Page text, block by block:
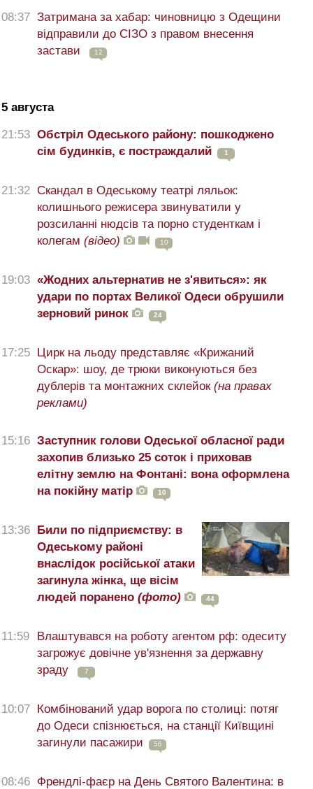
08:37 Затримана за хабар: чиновницю з Одещини
відправили до СІЗО з правом внесення
застави
12
5 августа
21:53 Обстріл Одеського району: пошкоджено
сім будинків, є постраждалий
1
21:32 Скандал в Одеському театрі ляльок:
колишнього режисера звинуватили у
розсиланні нюдсів та порно студенткам і
колегам (відео) 10
19:03 «Жодних альтернатив не з'явиться»: як
удари по портах Великої Одеси обрушили
зерновий ринок
24
17:25 Цирк на льоду представляє «Крижаний
Оскар»: шоу, де трюки виконуються без
дублерів та монтажних склейок (на правах
реклами)
15:16 Заступник голови Одеської обласної ради
захопив близько 25 соток і приховав
елітну землю на Фонтані: вона оформлена
на покійну матір
10
13:36 Били по підприємству: в
Одеському районі
внаслідок російської атаки
загинула жінка, ще вісім
людей поранено (фото) 44
11:59
Влаштувався на роботу агентом рф: одеситу
загрожує довічне ув'язнення за державну
зраду
7
10:07 Комбінований удар ворога по столиці: потяг
до Одеси спізнюється, на станції Київщині
загинули пасажири
56
08:46 Френдлі-фаєр на День Святого Валентина: в